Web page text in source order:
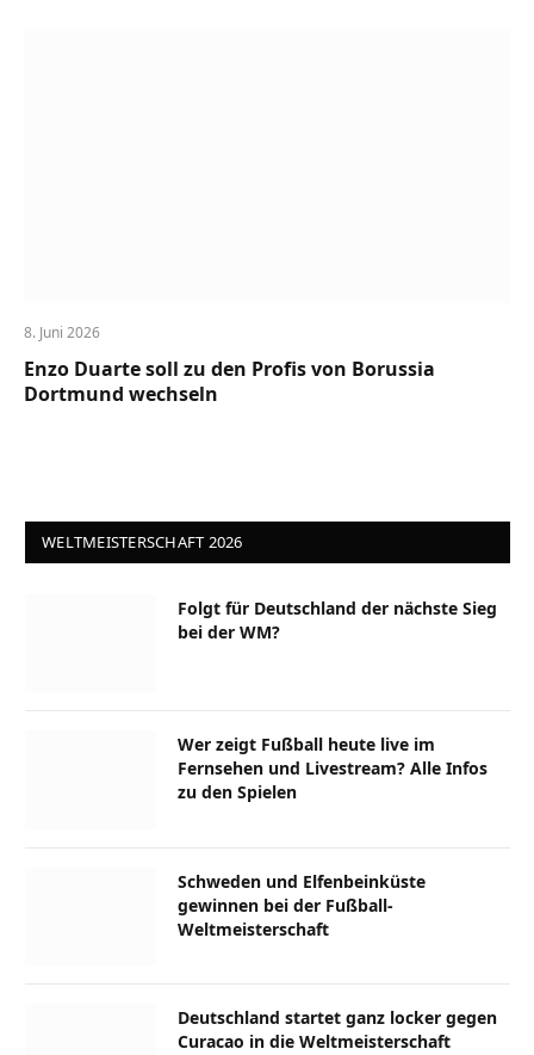
8. Juni 2026
Enzo Duarte soll zu den Profis von Borussia
Dortmund wechseln
WELTMEISTERSCHAFT 2026
Folgt für Deutschland der nächste Sieg
bei der WM?
Wer zeigt Fußball heute live im
Fernsehen und Livestream? Alle Infos
zu den Spielen
Schweden und Elfenbeinküste
gewinnen bei der Fußball-
Weltmeisterschaft
Deutschland startet ganz locker gegen
Curacao in die Weltmeisterschaft